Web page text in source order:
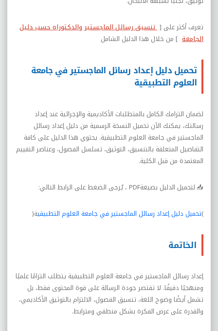
تعرف أكثر على [ تنسيق رسائل الماجستير والدكتوراه حسب دليل
الجامعة ] من خلال هذا الدليل الشامل
تحميل دليل إعداد رسائل الماجستير في جامعة
العلوم التطبيقية
لضمان التزامك الكامل بالمتطلبات الأكاديمية والإجرائية عند إعداد
رسالتك، يمكنك الآن تحميل النسخة الرسمية من دليل إعداد رسائل
الماجستير في جامعة العلوم التطبيقية. يحتوي هذا الدليل على كافة
التفاصيل المتعلقة بالتنسيق، التوثيق، تسلسل الفصول، وعناصر التقييم
المعتمدة من قبل الكلية.
📥 لتحميل الدليل بصيغةPDF ، يُرجى الضغط على الرابط التالي:
(تحميل دليل إعداد رسائل الماجستير في جامعة العلوم التطبيقية)
الخاتمة
إعداد رسائل الماجستير في جامعة العلوم التطبيقية يتطلب التزامًا علميًا
ومنهجيًا دقيقًا. لا تقتصر جودة الرسالة على قوة المحتوى فقط، بل
تشمل أيضًا وضوح اللغة، تنسيق الفصول، الالتزام بالتوثيق الأكاديمي،
والقدرة على عرض الفكرة بشكل منطقي ومترابط.